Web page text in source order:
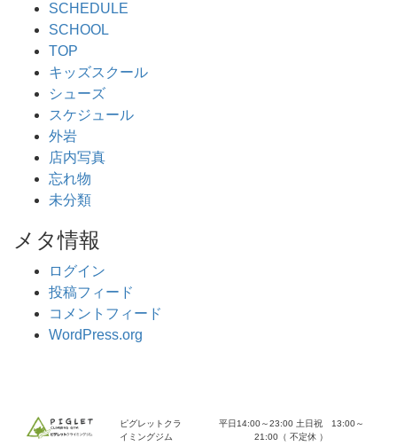
SCHEDULE
SCHOOL
TOP
キッズスクール
シューズ
スケジュール
外岩
店内写真
忘れ物
未分類
メタ情報
ログイン
投稿フィード
コメントフィード
WordPress.org
ピグレットクラ
イミングジム
平日14:00～23:00 土日祝 13:00～
21:00（ 不定休 ）